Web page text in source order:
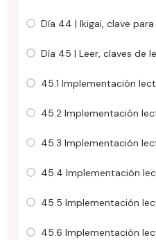
Día 44 | Ikigai, clave
Día 45 | Leer, claves de
45.1 Implementación
45.2 Implementación
45.3 Implementación
45.4 Implementación
45.5 Implementación
45.6 Implementación